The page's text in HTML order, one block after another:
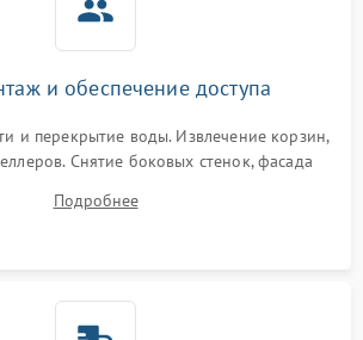
и обеспечение доступа
и перекрытие воды. Извлечение корзин,
Снятие боковых стенок, фасада
насосу, ТЭНу и сливной помпе.
Подробнее